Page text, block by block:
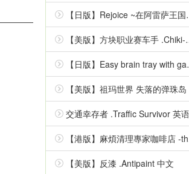
【日版】Rejoice ~在阿雷萨王国的彼方~ 日语
【美版】方块职业赛车手 .Chiki-Chiki Boxy Racers 中文
【日版】Easy brain tray with games Simple inspirational quizzes 日语
【美版】祖玛世界 失落的弹珠岛 .Zumba World - The Lost Marble Island 中文
交通幸存者 .Traffic Survivor 英语
【港版】麻煩清理專家咖啡店 -the mystic lover- 中文
【美版】反漆 .Antipaint 中文